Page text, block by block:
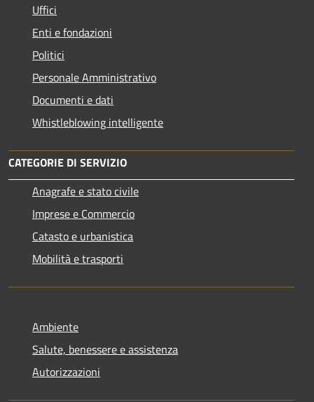
Uffici
Enti e fondazioni
Politici
Personale Amministrativo
Documenti e dati
Whistleblowing intelligente
CATEGORIE DI SERVIZIO
Anagrafe e stato civile
Imprese e Commercio
Catasto e urbanistica
Mobilità e trasporti
Ambiente
Salute, benessere e assistenza
Autorizzazioni